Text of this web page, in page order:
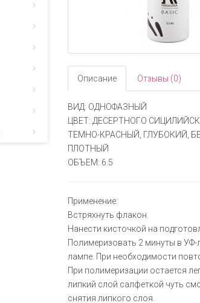
Описание Отзывы (0)
ВИД: ОДНОФАЗНЫЙ
ЦВЕТ: ДЕСЕРТНОГО
ТЕМНО-КРАСНЫЙ, ГЛУБОКИЙ,
ПЛОТНЫЙ
ОБЪЕМ: 6.5
Применение:
Встряхнуть флакон.
Нанести кисточкой на
Полимеризовать 2 минуты в УФ-
лампе. При необходимости
При полимеризации остается
липкий слой салфеткой чуть
снятия липкого слоя.